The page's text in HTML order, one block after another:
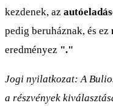
kezdenek, az
pedig beruháznak, és ez
eredményez "."
Jogi nyilatkozat: A
a részvények